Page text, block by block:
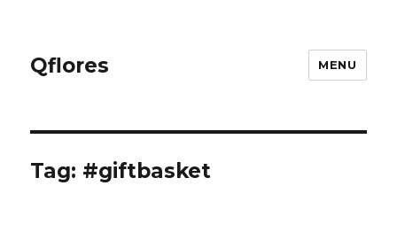
Qflores MENU
Tag: #giftbasket